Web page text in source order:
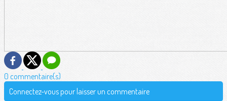
0 commentaire(s)
Connectez-vous pour laisser un commentaire